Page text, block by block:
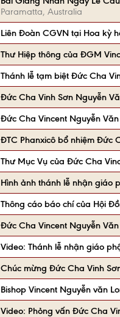
Paramatta, Australia
Liên Đoàn CGVN tại Hoa kỳ
Thư Hiệp thông của ĐGM
Thánh lễ tạm biệt Đức Cha
Đức Cha Vinh Sơn Nguyễn
Đức Cha Vincent Nguyễn
ĐTC Phanxicô bổ nhiệm Đức
Thư Mục Vụ của Đức Cha
Hình ảnh thánh lễ nhận giáo
Thông cáo báo chí của Hội
Đức Cha Vincent Nguyễn
Video: Thánh lễ nhận giáo
Chúc mừng Đức Cha Vinh
Bishop Vincent Nguyễn văn
Video: Phỏng vấn Đức Cha